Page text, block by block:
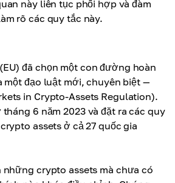
này liên tục phối hợp và đàm
rõ các quy tắc này.
đã chọn một con đường hoàn
một đạo luật mới, chuyên biệt —
in Crypto-Assets Regulation).
6 năm 2023 và đặt ra các quy
assets ở cả 27 quốc gia
những crypto assets mà chưa có